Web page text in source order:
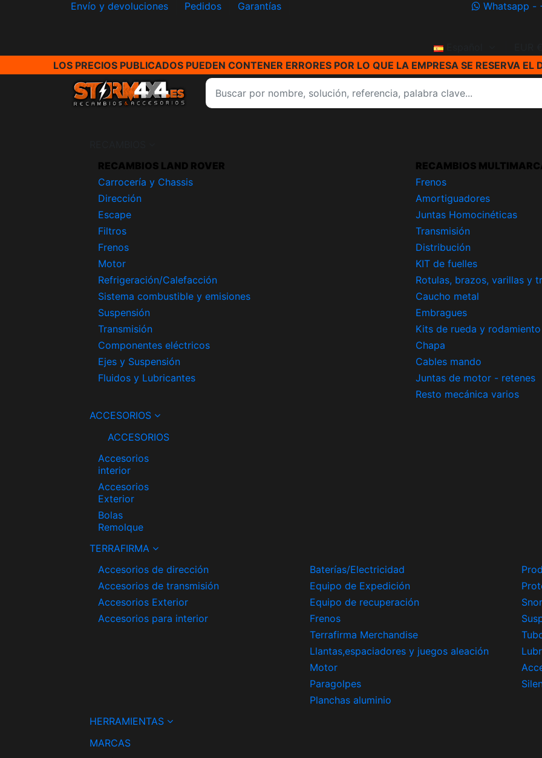
Envío y devoluciones Pedidos Garantías Whatsapp
Español
LOS PRECIOS PUBLICADOS PUEDEN CONTENER ERRORES POR LO QUE LA EMPRESA SE RESERVA
RECAMBIOS LAND ROVER
Carrocería y Chassis
Dirección
Escape
Filtros
Frenos
Motor
Refrigeración/Calefacción
Sistema combustible y emisiones
Suspensión
Transmisión
Componentes eléctricos
Ejes y Suspensión
Fluidos y Lubricantes
RECAMBIOS
Frenos
Amortiguadores
Juntas Homocinéticas
Transmisión
Distribución
KIT de fuelles
Rotulas, brazos, varillas y
Caucho metal
Embragues
Kits de rueda y rodamiento
Chapa
Cables mando
Juntas de motor - retenes
Resto mecánica varios
ACCESORIOS
ACCESORIOS
Accesorios
interior
Accesorios
Exterior
Bolas
Remolque
TERRAFIRMA
Accesorios de dirección
Accesorios de transmisión
Accesorios Exterior
Accesorios para interior
Baterías/Electricidad
Equipo de Expedición
Equipo de recuperación
Frenos
Terrafirma Merchandise
Llantas,espaciadores y juegos aleación
Motor
Paragolpes
Planchas aluminio
HERRAMIENTAS
MARCAS